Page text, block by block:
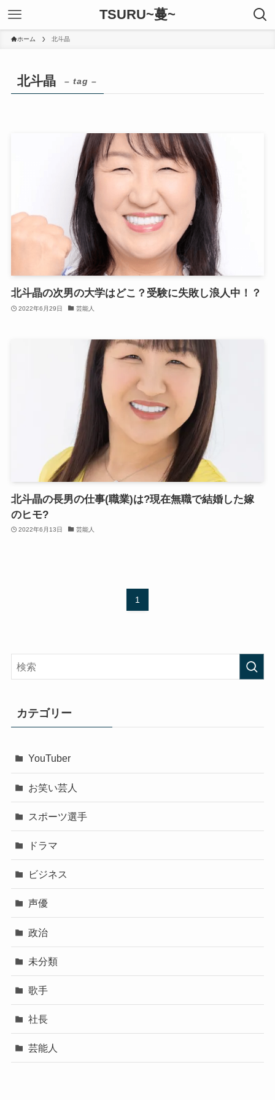
TSURU~蔓~
ホーム 北斗晶
北斗晶 – tag –
北斗晶の次男の大学はどこ？受験に失敗し浪人中！？
2022年6月29日 芸能人
北斗晶の長男の仕事(職業)は?現在無職で結婚した嫁
のヒモ?
2022年6月13日 芸能人
1
カテゴリー
YouTuber
お笑い芸人
スポーツ選手
ドラマ
ビジネス
声優
政治
未分類
歌手
社長
芸能人